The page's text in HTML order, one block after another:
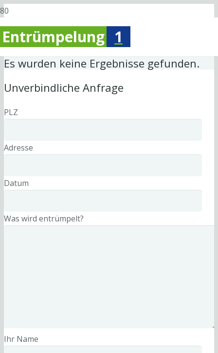
Entrümpelung 1
Es wurden keine Ergebnisse gefunden.
Unverbindliche Anfrage
PLZ
Adresse
Datum
Was wird entrümpelt?
Ihr Name